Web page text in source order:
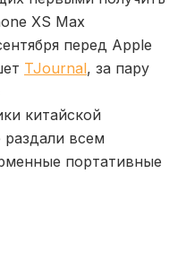
XS Max
перед Apple
TJournal, за пару
китайской
всем
портативные